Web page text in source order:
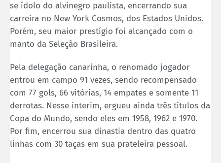
se ídolo do alvinegro paulista, encerrando sua
carreira no New York Cosmos, dos Estados Unidos.
Porém, seu maior prestígio foi alcançado com o
manto da Seleção Brasileira.
Pela delegação canarinha, o renomado jogador
entrou em campo 91 vezes, sendo recompensado
com 77 gols, 66 vitórias, 14 empates e somente 11
derrotas. Nesse ínterim, ergueu ainda três títulos da
Copa do Mundo, sendo eles em 1958, 1962 e 1970.
Por fim, encerrou sua dinastia dentro das quatro
linhas com 30 taças em sua prateleira pessoal.